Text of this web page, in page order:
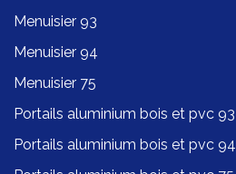
Menuisier 93
Menuisier 94
Menuisier 75
Portails aluminium bois et pvc 93
Portails aluminium bois et pvc 94